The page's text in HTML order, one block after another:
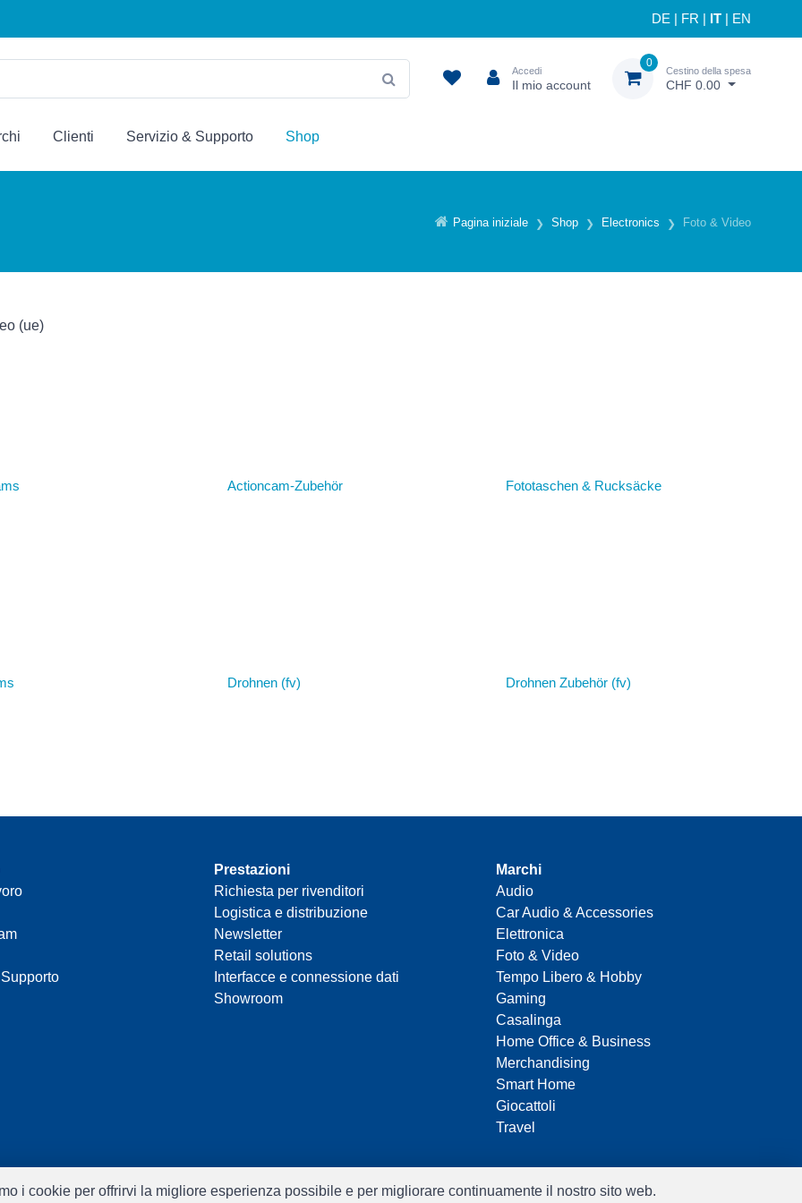
DE FR IT EN
Accedi
Il mio account
0
Cestino della spesa
CHF 0.00
Clienti Servizio & Supporto Shop
Pagina iniziale Shop Electronics Foto & Video
(ue)
Actioncam-Zubehör Fototaschen & Rucksäcke
Drohnen (fv) Drohnen Zubehör (fv)
Prestazioni
Richiesta per rivenditori
Logistica e distribuzione
Newsletter
Retail solutions
Interfacce e connessione dati
Showroom
Marchi
Audio
Car Audio & Accessories
Elettronica
Foto & Video
Tempo Libero & Hobby
Gaming
Casalinga
Home Office & Business
Merchandising
Smart Home
Giocattoli
Travel
i cookie per offrirvi la migliore esperienza possibile e per migliorare continuamente il nostro sito web.